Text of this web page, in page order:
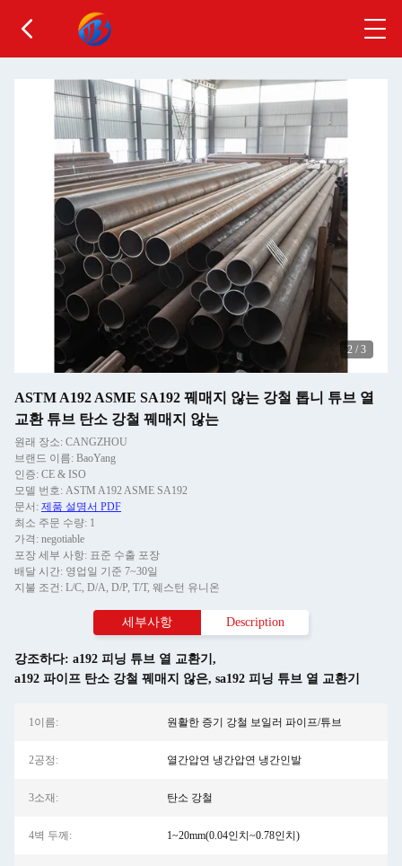
2 / 3
ASTM A192 ASME SA192 꿰매지 않는 강철 톱니 튜브 열
교환 튜브 탄소 강철 꿰매지 않는
원래 장소: CANGZHOU
브랜드 이름: BaoYang
인증: CE & ISO
모델 번호: ASTM A192 ASME SA192
문서: 제품 설명서 PDF
최소 주문 수량: 1
가격: negotiable
포장 세부 사항: 표준 수출 포장
배달 시간: 영업일 기준 7~30일
지불 조건: L/C, D/A, D/P, T/T, 웨스턴 유니온
세부사항 Description
강조하다: a192 피닝 튜브 열 교환기 ,
a192 파이프 탄소 강철 꿰매지 않은, sa192 피닝 튜브 열 교환기
1이름: 원활한 증기 강철 보일러 파이프/튜브
2공정: 열간압연 냉간압연 냉간인발
3소재: 탄소 강철
4벽 두께: 1~20mm(0.04인치~0.78인치)